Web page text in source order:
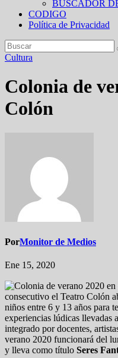
BUSCADOR
CODIGO
Política de Privacidad
Cultura
Colonia de
Colón
PorMonitor de Medios
Ene 15, 2020
consecutivo el Teatro Colón
niños entre 6 y 13 años para
experiencias lúdicas llevadas
integrado por docentes,
verano 2020 funcionará del
y lleva como título Seres